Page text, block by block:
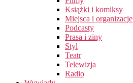
Książki i komiksy
Miejsca i organizacje
Podcasty
Prasa i ziny
Styl
Teatr
Telewizja
Radio